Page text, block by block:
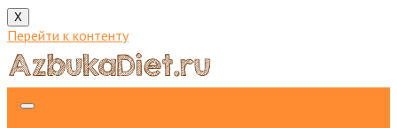
X
Перейти к контенту